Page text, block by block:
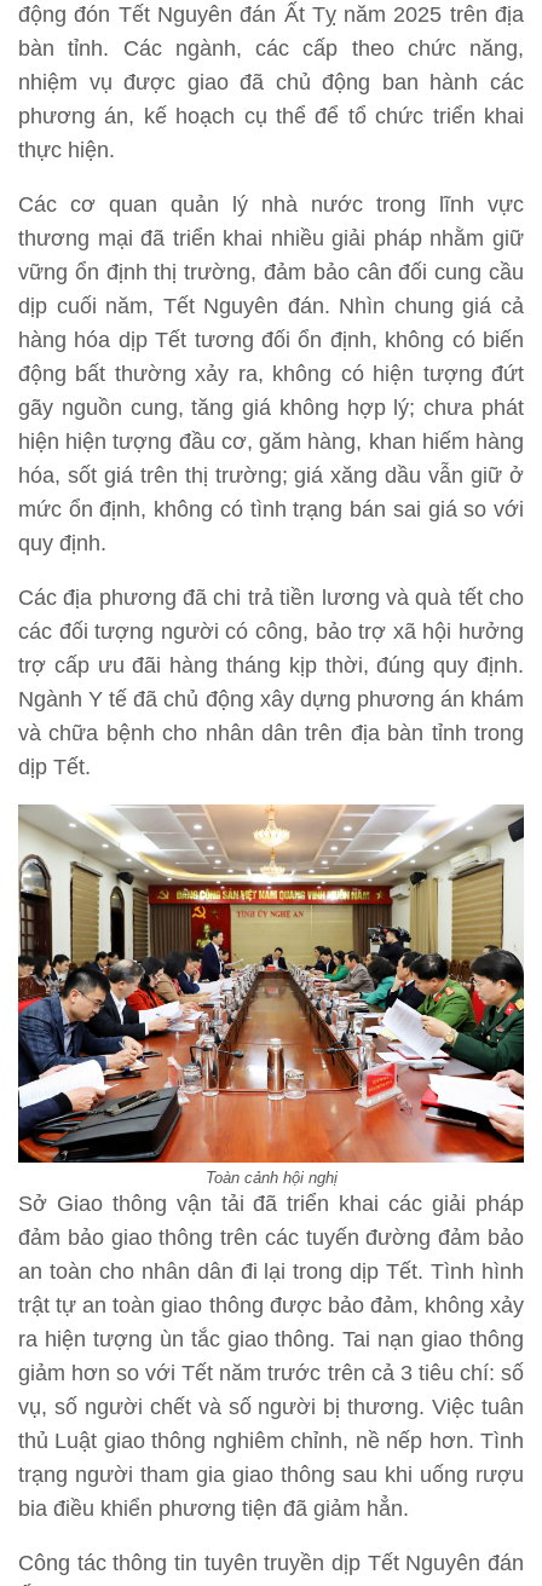
động đón Tết Nguyên đán Ất Tỵ năm 2025 trên địa
bàn tỉnh. Các ngành, các cấp theo chức năng,
nhiệm vụ được giao đã chủ động ban hành các
phương án, kế hoạch cụ thể để tổ chức triển khai
thực hiện.
Các cơ quan quản lý nhà nước trong lĩnh vực
thương mại đã triển khai nhiều giải pháp nhằm giữ
vững ổn định thị trường, đảm bảo cân đối cung cầu
dịp cuối năm, Tết Nguyên đán. Nhìn chung giá cả
hàng hóa dịp Tết tương đối ổn định, không có biến
động bất thường xảy ra, không có hiện tượng đứt
gãy nguồn cung, tăng giá không hợp lý; chưa phát
hiện hiện tượng đầu cơ, găm hàng, khan hiếm hàng
hóa, sốt giá trên thị trường; giá xăng dầu vẫn giữ ở
mức ổn định, không có tình trạng bán sai giá so với
quy định.
Các địa phương đã chi trả tiền lương và quà tết cho
các đối tượng người có công, bảo trợ xã hội hưởng
trợ cấp ưu đãi hàng tháng kịp thời, đúng quy định.
Ngành Y tế đã chủ động xây dựng phương án khám
và chữa bệnh cho nhân dân trên địa bàn tỉnh trong
dịp Tết.
Toàn cảnh hội nghị
Sở Giao thông vận tải đã triển khai các giải pháp
đảm bảo giao thông trên các tuyến đường đảm bảo
an toàn cho nhân dân đi lại trong dịp Tết. Tình hình
trật tự an toàn giao thông được bảo đảm, không xảy
ra hiện tượng ùn tắc giao thông. Tai nạn giao thông
giảm hơn so với Tết năm trước trên cả 3 tiêu chí: số
vụ, số người chết và số người bị thương. Việc tuân
thủ Luật giao thông nghiêm chỉnh, nề nếp hơn. Tình
trạng người tham gia giao thông sau khi uống rượu
bia điều khiển phương tiện đã giảm hẳn.
Công tác thông tin tuyên truyền dịp Tết Nguyên đán